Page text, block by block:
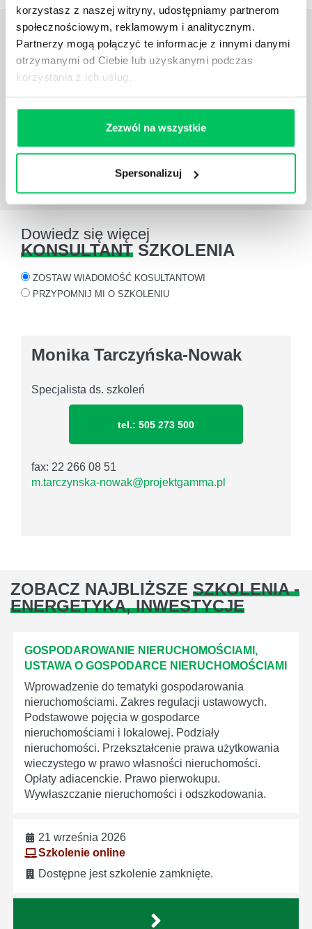
korzystasz z naszej witryny, udostępniamy partnerom
społecznościowym, reklamowym i analitycznym.
Partnerzy mogą połączyć te informacje z innymi danymi
otrzymanymi od Ciebie lub uzyskanymi podczas
korzystania z ich usług.
Zezwól na wszystkie
Spersonalizuj
OPINIEO SZKOLENIACH
Rzetelność i fachowość firmy „Gamma”, połączone z
osobistym zaangażowaniem jej pracowników,
bardzo wysokim poziomie merytorycznym.
Paradyż Ceramika
Dowiedz się więcej
KONSULTANT SZKOLENIA
ZOSTAW WIADOMOŚĆ KOSULTANTOWI
PRZYPOMNIJ MI O SZKOLENIU
Monika Tarczyńska-Nowak
Specjalista ds. szkoleń
tel.: 505 273 500
fax: 22 266 08 51
m.tarczynska-nowak@projektgamma.pl
ZOBACZ NAJBLIŻSZE SZKOLENIA -
ENERGETYKA, INWESTYCJE
GOSPODAROWANIE NIERUCHOMOŚCIAMI,
USTAWA O GOSPODARCE NIERUCHOMOŚCIAMI
Wprowadzenie do tematyki gospodarowania
nieruchomościami. Zakres regulacji ustawowych.
Podstawowe pojęcia w gospodarce
nieruchomościami i lokalowej. Podziały
nieruchomości. Przekształcenie prawa użytkowania
wieczystego w prawo własności nieruchomości.
Opłaty adiacenckie. Prawo pierwokupu.
Wywłaszczanie nieruchomości i odszkodowania.
21 września 2026
Szkolenie online
Dostępne jest szkolenie zamknięte.